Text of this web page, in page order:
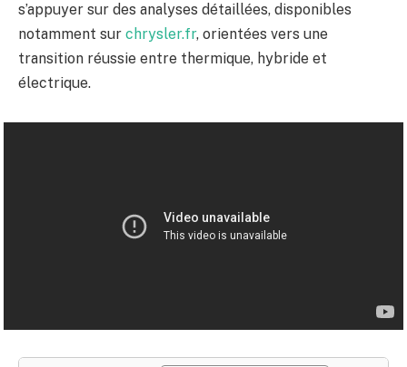
s’appuyer sur des analyses détaillées, disponibles
notamment sur chrysler.fr, orientées vers une
transition réussie entre thermique, hybride et
électrique.